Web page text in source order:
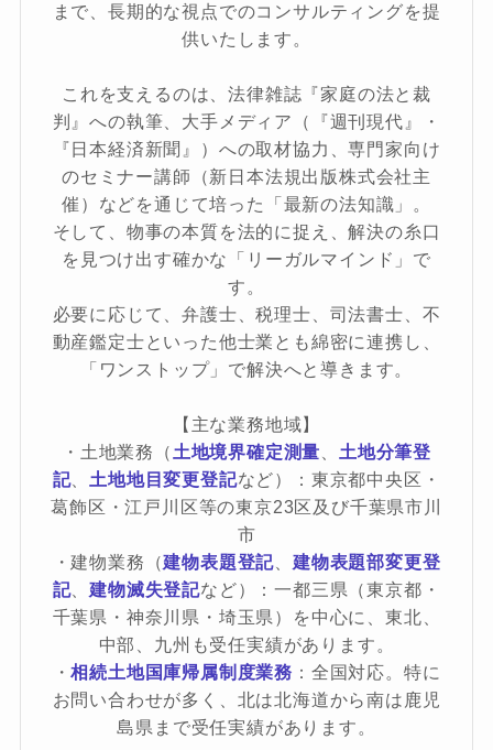
まで、長期的な視点でのコンサルティングを提
供いたします。
これを支えるのは、法律雑誌『家庭の法と裁
判』への執筆、大手メディア（『週刊現代』・
『日本経済新聞』）への取材協力、専門家向け
のセミナー講師（新日本法規出版株式会社主
催）などを通じて培った「最新の法知識」。
そして、物事の本質を法的に捉え、解決の糸口
を見つけ出す確かな「リーガルマインド」で
す。
必要に応じて、弁護士、税理士、司法書士、不
動産鑑定士といった他士業とも綿密に連携し、
「ワンストップ」で解決へと導きます。
【主な業務地域】
・土地業務（ 土地境界確定測量
土地分筆登
記、 土地地目変更登記など）：東京都中央区・
葛飾区・江戸川区等の東京23区及び千葉県市川
市
・建物業務（建物表題登記 、建物表題部変更登
記、建物滅失登記など）：一都三県（東京都・
千葉県・神奈川県・埼玉県）を中心に、東北、
中部、九州も受任実績があります。
・相続土地国庫帰属制度業務 ：全国対応。特に
お問い合わせが多く、北は北海道から南は鹿児
島県まで受任実績があります。